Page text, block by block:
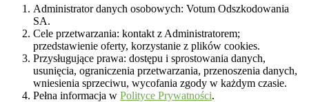
Administrator danych osobowych: Votum Odszkodowania
SA.
Cele przetwarzania: kontakt z Administratorem;
przedstawienie oferty, korzystanie z plików cookies.
Przysługujące prawa: dostępu i sprostowania danych,
usunięcia, ograniczenia przetwarzania, przenoszenia danych,
wniesienia sprzeciwu, wycofania zgody w każdym czasie.
Pełna informacja w Polityce Prywatności.